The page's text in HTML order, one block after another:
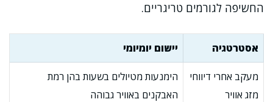
החשיפה לגורמים טריגריים.
אסטרטגיה יישום יומיומי
מעקב אחרי דיווחי
מזג אוויר
הימנעות מטיולים בשעות בהן רמת
האבקנים באוויר גבוהה